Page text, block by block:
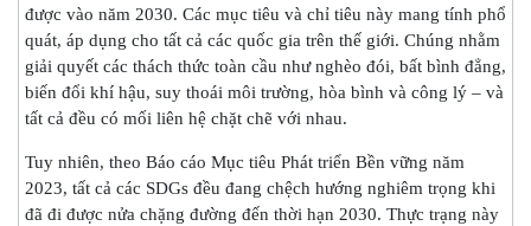
được vào năm 2030. Các mục tiêu và chỉ tiêu này mang tính phổ
quát, áp dụng cho tất cả các quốc gia trên thế giới. Chúng nhằm
giải quyết các thách thức toàn cầu như nghèo đói, bất bình đẳng,
biến đổi khí hậu, suy thoái môi trường, hòa bình và công lý – và
tất cả đều có mối liên hệ chặt chẽ với nhau.
Tuy nhiên, theo Báo cáo Mục tiêu Phát triển Bền vững năm
2023, tất cả các SDGs đều đang chệch hướng nghiêm trọng khi
đã đi được nửa chặng đường đến thời hạn 2030. Thực trạng này